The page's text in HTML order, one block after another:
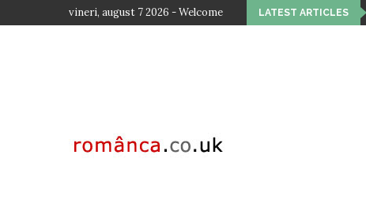
vineri, august 7 2026 - Welcome LATEST ARTICLES